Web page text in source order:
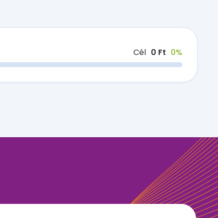
Cél 0 Ft 0%